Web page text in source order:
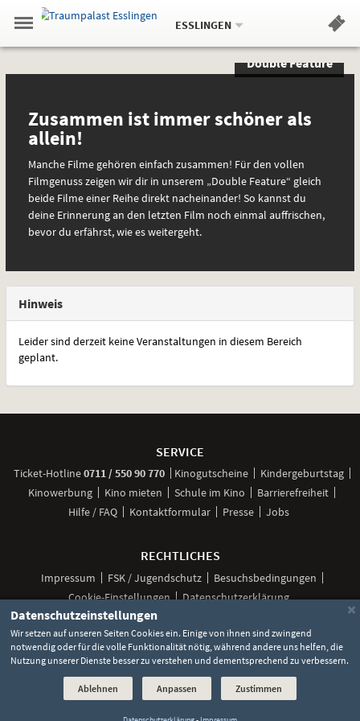
Springe
zum
,zum
.
Navigation
Gehe
zur
Standortauswahl
Standort:
ESSLINGEN.
Hinweis
spezielle
Interessen
Double Feature
Zusammen ist immer schöner als
allein!
Manche Filme gehören einfach zusammen! Für den vollen
Filmgenuss zeigen wir dir in unserem „Double Feature“ gleich
beide Filme einer Reihe direkt nacheinander! So kannst du
deine Erinnerung an den letzten Film noch einmal auffrischen,
bevor du erfährst, wie es weitergeht.
Hinweis
Leider sind derzeit keine Veranstaltungen in diesem Bereich
geplant.
SERVICE
Ticket-Hotline0711 / 550 90 770anrufen
Kinogutscheine
Kindergeburtstag
Kinowerbung
Kino mieten Schule im Kino
Barrierefreiheit
Hilfe / FAQ
Kontaktformular Presse Jobs
RECHTLICHES
Impressum FSK / Jugendschutz
Besuchsbedingungen
Cookie-Einstellungen
Datenschutzerklärung
Social
Unsere
bei
Facebook
Unsere
bei
Instagram
Unsere
TikTok
Unser
bei
YouTube
Unser
bei
WhatsApp
©2026 Lochmann Filmtheaterbetriebe
×
Datenschutzeinstellungen
Wir setzen auf unseren Seiten Cookies ein. Einige von ihnen sind zwingend
notwendig oder für die volle Funktionalität nötig, während andere uns helfen, die
Nutzung unserer Dienste besser zu verstehen und dementsprechend zu verbessern.
Ablehnen Anpassen Zustimmen